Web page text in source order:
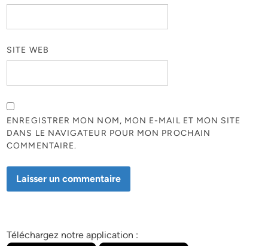
SITE WEB
ENREGISTRER MON NOM, MON E-MAIL ET MON SITE
DANS LE NAVIGATEUR POUR MON PROCHAIN
COMMENTAIRE.
Téléchargez notre application :